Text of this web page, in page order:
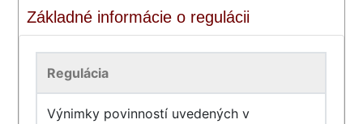
Základné informácie o regulácii
Regulácia
Výnimky povinností uvedených v